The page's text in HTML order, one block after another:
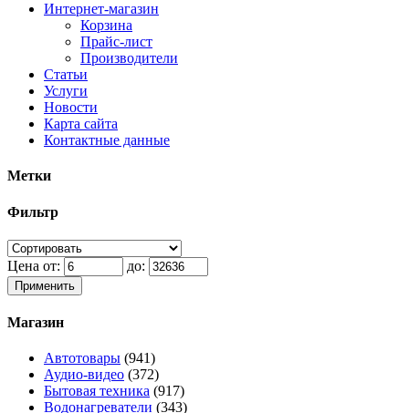
Интернет-магазин
Корзина
Прайс-лист
Производители
Статьи
Услуги
Новости
Карта сайта
Контактные данные
Метки
Фильтр
Цена от: до:
Применить
Магазин
Автотовары (941)
Аудио-видео (372)
Бытовая техника (917)
Водонагреватели (343)